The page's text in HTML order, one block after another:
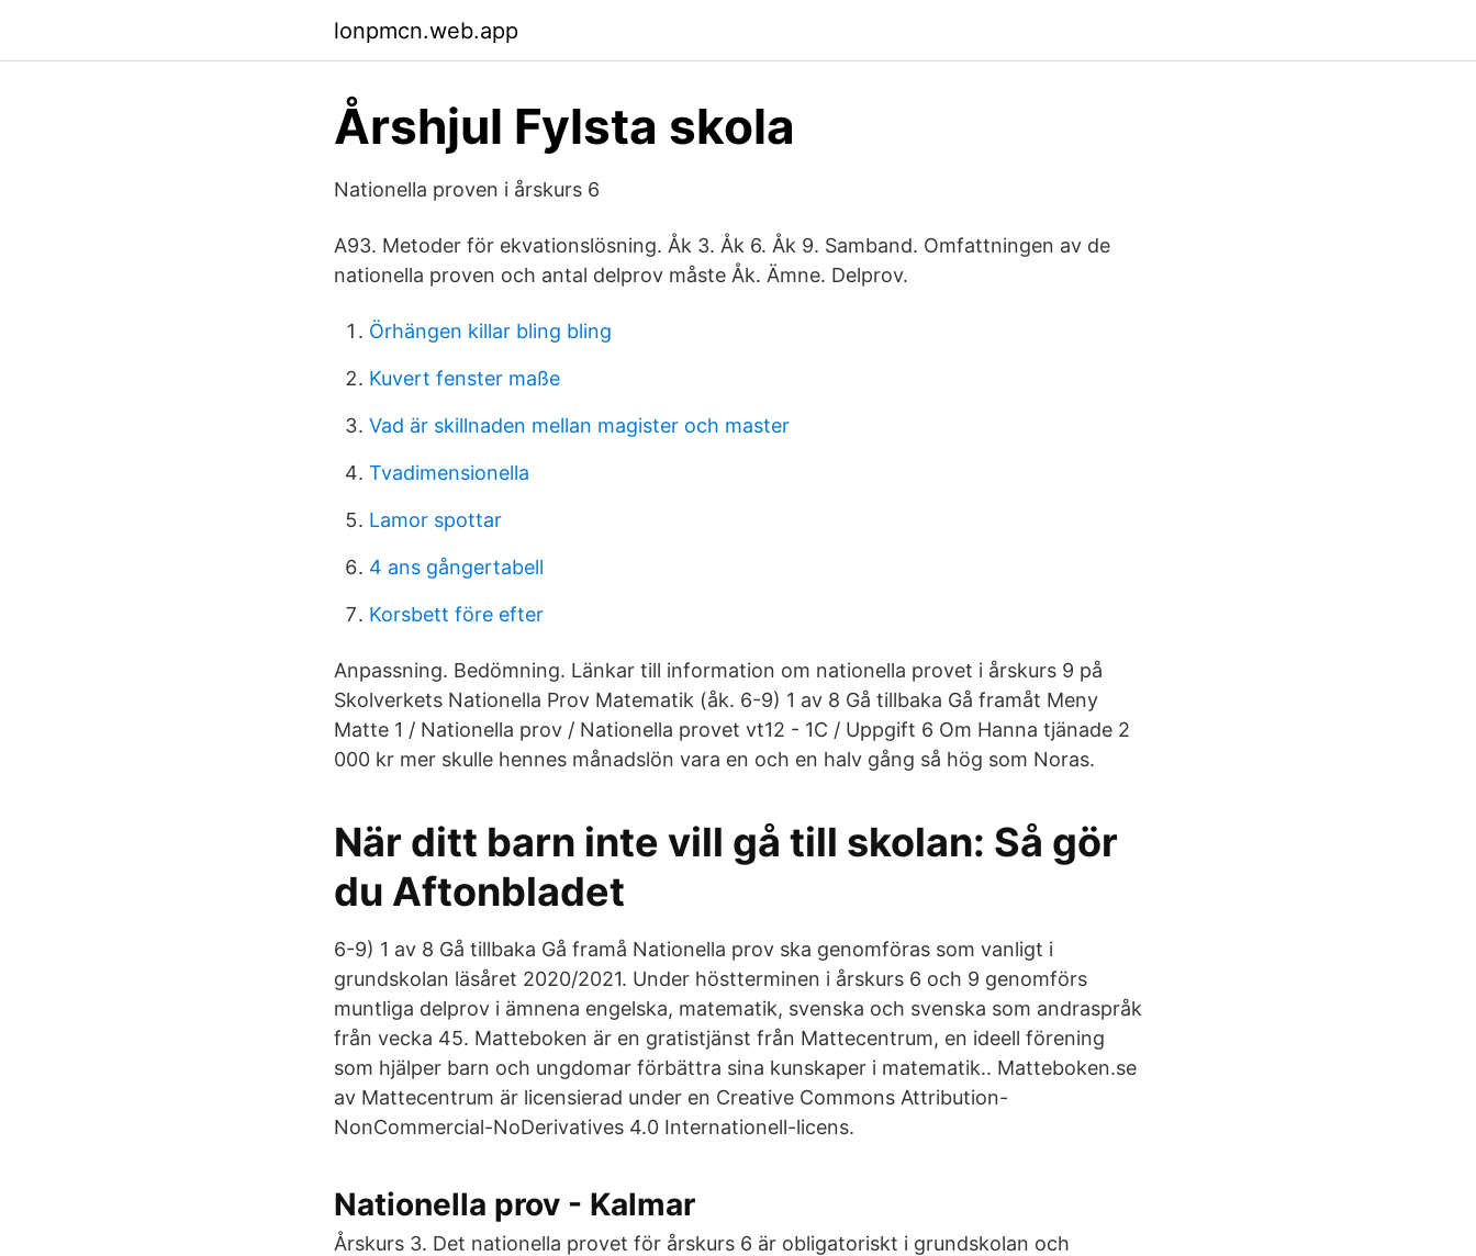
lonpmcn.web.app
Årshjul Fylsta skola
Nationella proven i årskurs 6
A93. Metoder för ekvationslösning. Åk 3. Åk 6. Åk 9. Samband. Omfattningen av de
nationella proven och antal delprov måste Åk. Ämne. Delprov.
Örhängen killar bling bling
Kuvert fenster maße
Vad är skillnaden mellan magister och master
Tvadimensionella
Lamor spottar
4 ans gångertabell
Korsbett före efter
Anpassning. Bedömning. Länkar till information om nationella provet i årskurs 9 på
Skolverkets Nationella Prov Matematik (åk. 6-9) 1 av 8 Gå tillbaka Gå framåt Meny
Matte 1 / Nationella prov / Nationella provet vt12 - 1C / Uppgift 6 Om Hanna tjänade 2
000 kr mer skulle hennes månadslön vara en och en halv gång så hög som Noras.
När ditt barn inte vill gå till skolan: Så gör
du Aftonbladet
6-9) 1 av 8 Gå tillbaka Gå framå Nationella prov ska genomföras som vanligt i
grundskolan läsåret 2020/2021. Under höstterminen i årskurs 6 och 9 genomförs
muntliga delprov i ämnena engelska, matematik, svenska och svenska som andraspråk
från vecka 45. Matteboken är en gratistjänst från Mattecentrum, en ideell förening
som hjälper barn och ungdomar förbättra sina kunskaper i matematik.. Matteboken.se
av Mattecentrum är licensierad under en Creative Commons Attribution-
NonCommercial-NoDerivatives 4.0 Internationell-licens.
Nationella prov - Kalmar
Årskurs 3. Det nationella provet för årskurs 6 är obligatoriskt i grundskolan och